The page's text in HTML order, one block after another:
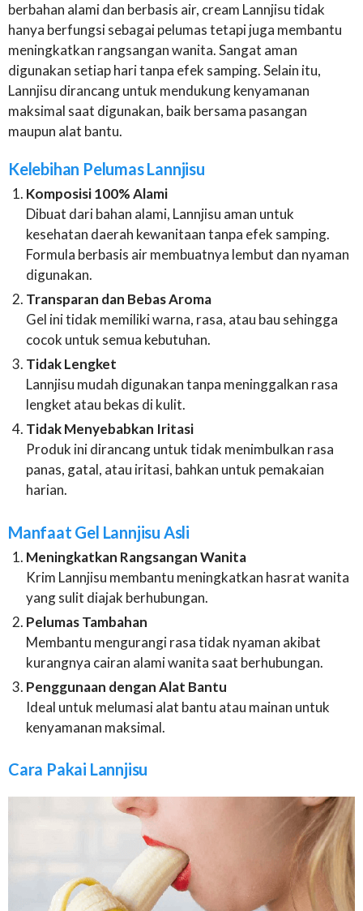
berbahan alami dan berbasis air, cream Lannjisu tidak
hanya berfungsi sebagai pelumas tetapi juga membantu
meningkatkan rangsangan wanita. Sangat aman
digunakan setiap hari tanpa efek samping. Selain itu,
Lannjisu dirancang untuk mendukung kenyamanan
maksimal saat digunakan, baik bersama pasangan
maupun alat bantu.
Kelebihan Pelumas Lannjisu
Komposisi 100% Alami
Dibuat dari bahan alami, Lannjisu aman untuk
kesehatan daerah kewanitaan tanpa efek samping.
Formula berbasis air membuatnya lembut dan nyaman
digunakan.
Transparan dan Bebas Aroma
Gel ini tidak memiliki warna, rasa, atau bau sehingga
cocok untuk semua kebutuhan.
Tidak Lengket
Lannjisu mudah digunakan tanpa meninggalkan rasa
lengket atau bekas di kulit.
Tidak Menyebabkan Iritasi
Produk ini dirancang untuk tidak menimbulkan rasa
panas, gatal, atau iritasi, bahkan untuk pemakaian
harian.
Manfaat Gel Lannjisu Asli
Meningkatkan Rangsangan Wanita
Krim Lannjisu membantu meningkatkan hasrat wanita
yang sulit diajak berhubungan.
Pelumas Tambahan
Membantu mengurangi rasa tidak nyaman akibat
kurangnya cairan alami wanita saat berhubungan.
Penggunaan dengan Alat Bantu
Ideal untuk melumasi alat bantu atau mainan untuk
kenyamanan maksimal.
Cara Pakai Lannjisu